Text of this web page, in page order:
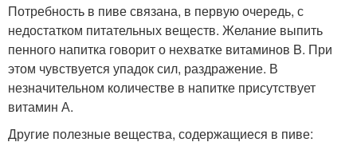
Потребность в пиве связана, в первую очередь, с
недостатком питательных веществ. Желание выпить
пенного напитка говорит о нехватке витаминов B. При
этом чувствуется упадок сил, раздражение. В
незначительном количестве в напитке присутствует
витамин А.
Другие полезные вещества, содержащиеся в пиве: